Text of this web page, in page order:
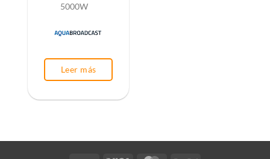
5000W
Leer más